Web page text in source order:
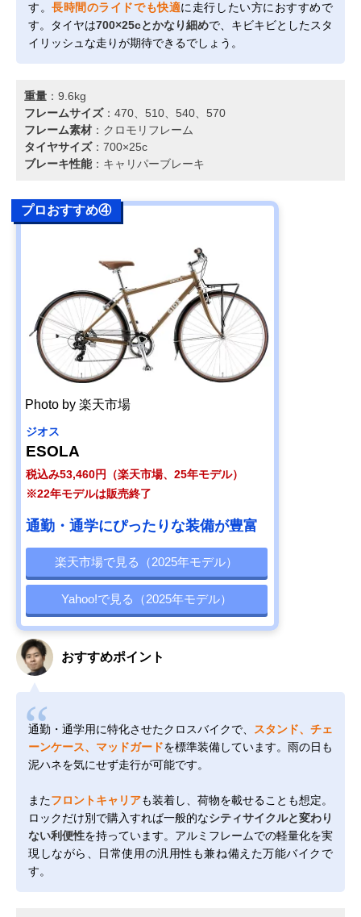
す。長時間のライドでも快適に走行したい方におすすめで
す。タイヤは700×25cとかなり細めで、キビキビとしたスタ
イリッシュな走りが期待できるでしょう。
重量 ：9.6kg
フレームサイズ：470、510、540、570
フレーム素材 ：クロモリフレーム
タイヤサイズ：700×25c
ブレーキ性能：キャリパーブレーキ
プロおすすめ④
Photo by 楽天市場
ジオス
ESOLA
税込み53,460円（楽天市場、25年モデル）
※22年モデルは販売終了
通勤・通学にぴったりな装備が豊富
楽天市場で見る（2025年モデル）
Yahoo!で見る（2025年モデル）
おすすめポイント
通勤・通学用に特化させたクロスバイクで、
スタンド、チェ
ーンケース、マッドガードを標準装備しています。雨の日も
泥ハネを気にせず走行が可能です。
またフロントキャリアも装着し、荷物を載せることも想定。
ロックだけ別で購入すれば一般的なシティサイクルと変わり
ない利便性を持っています。アルミフレームでの軽量化を実
現しながら、日常使用の汎用性も兼ね備えた万能バイクで
す。